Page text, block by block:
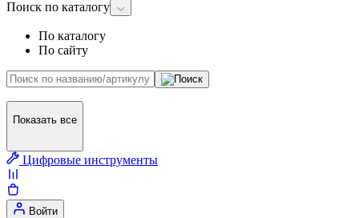
Поиск по каталогу
По каталогу
По сайту
Показать все
Цифровые инструменты
Войти